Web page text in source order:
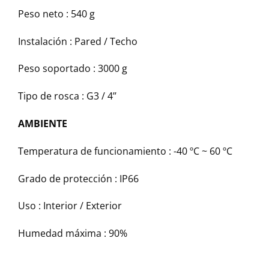
Peso neto : 540 g
Instalación : Pared / Techo
Peso soportado : 3000 g
Tipo de rosca : G3 / 4’’
AMBIENTE
Temperatura de funcionamiento : -40 ºC ~ 60 ºC
Grado de protección : IP66
Uso : Interior / Exterior
Humedad máxima : 90%